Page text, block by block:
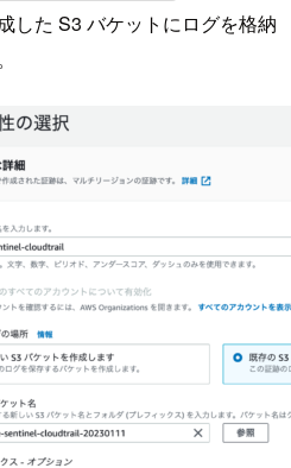
した S3 バケットにログを格納